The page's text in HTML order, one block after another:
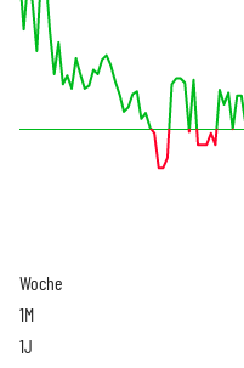
Woche
1M
1J